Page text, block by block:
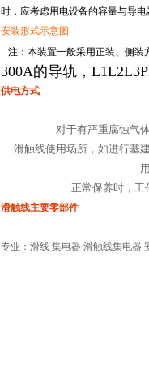
时，应考虑用电设备的容量与导
安装形式示意图
注：本装置一般采用正装、侧装
300A的导轨， L1L2L
供电方式
对于有严重腐蚀气
滑触线使用场所，如进行基
正常保养时，工
滑触线主要零部件
专业：滑线 集电器 滑触线集电器